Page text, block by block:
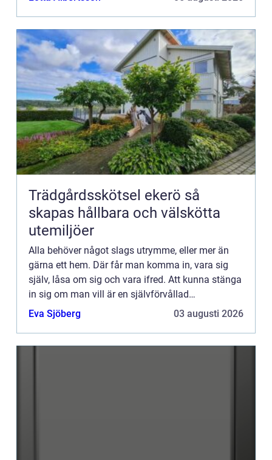
Trädgårdsskötsel ekerö så
skapas hållbara och välskötta
utemiljöer
Alla behöver något slags utrymme, eller mer än
gärna ett hem. Där får man komma in, vara sig
själv, låsa om sig och vara ifred. Att kunna stänga
in sig om man vill är en självförvållad
frihetsberövande frihet som alla människor borde
Eva Sjöberg 03 augusti 2026